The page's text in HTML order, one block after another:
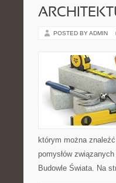
POSTED BY ADMIN
którym można
pomysłów
Budowle Świata. Na